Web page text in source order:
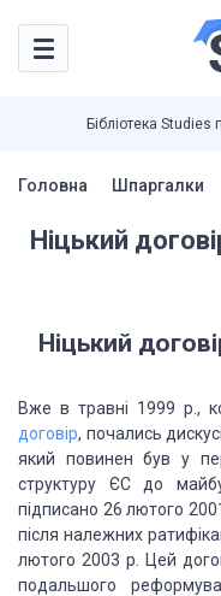
Бібліотека Studies
Головна Шпаргалки
Ніцький
Ніцький
Вже в травні 1999 р.,
договір, почались
який повинен був у
структуру ЄС до
підписано 26 лютого
після належних
лютого 2003 р. Цей
подальшого